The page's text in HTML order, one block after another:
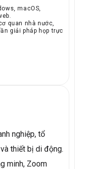
macOS,
quan nhà nước,
giải pháp họp trực
nghiệp, tổ
thiết bị di động.
minh, Zoom